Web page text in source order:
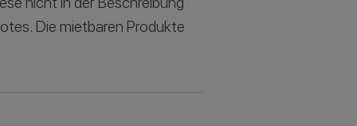
Die mietbaren Produkte